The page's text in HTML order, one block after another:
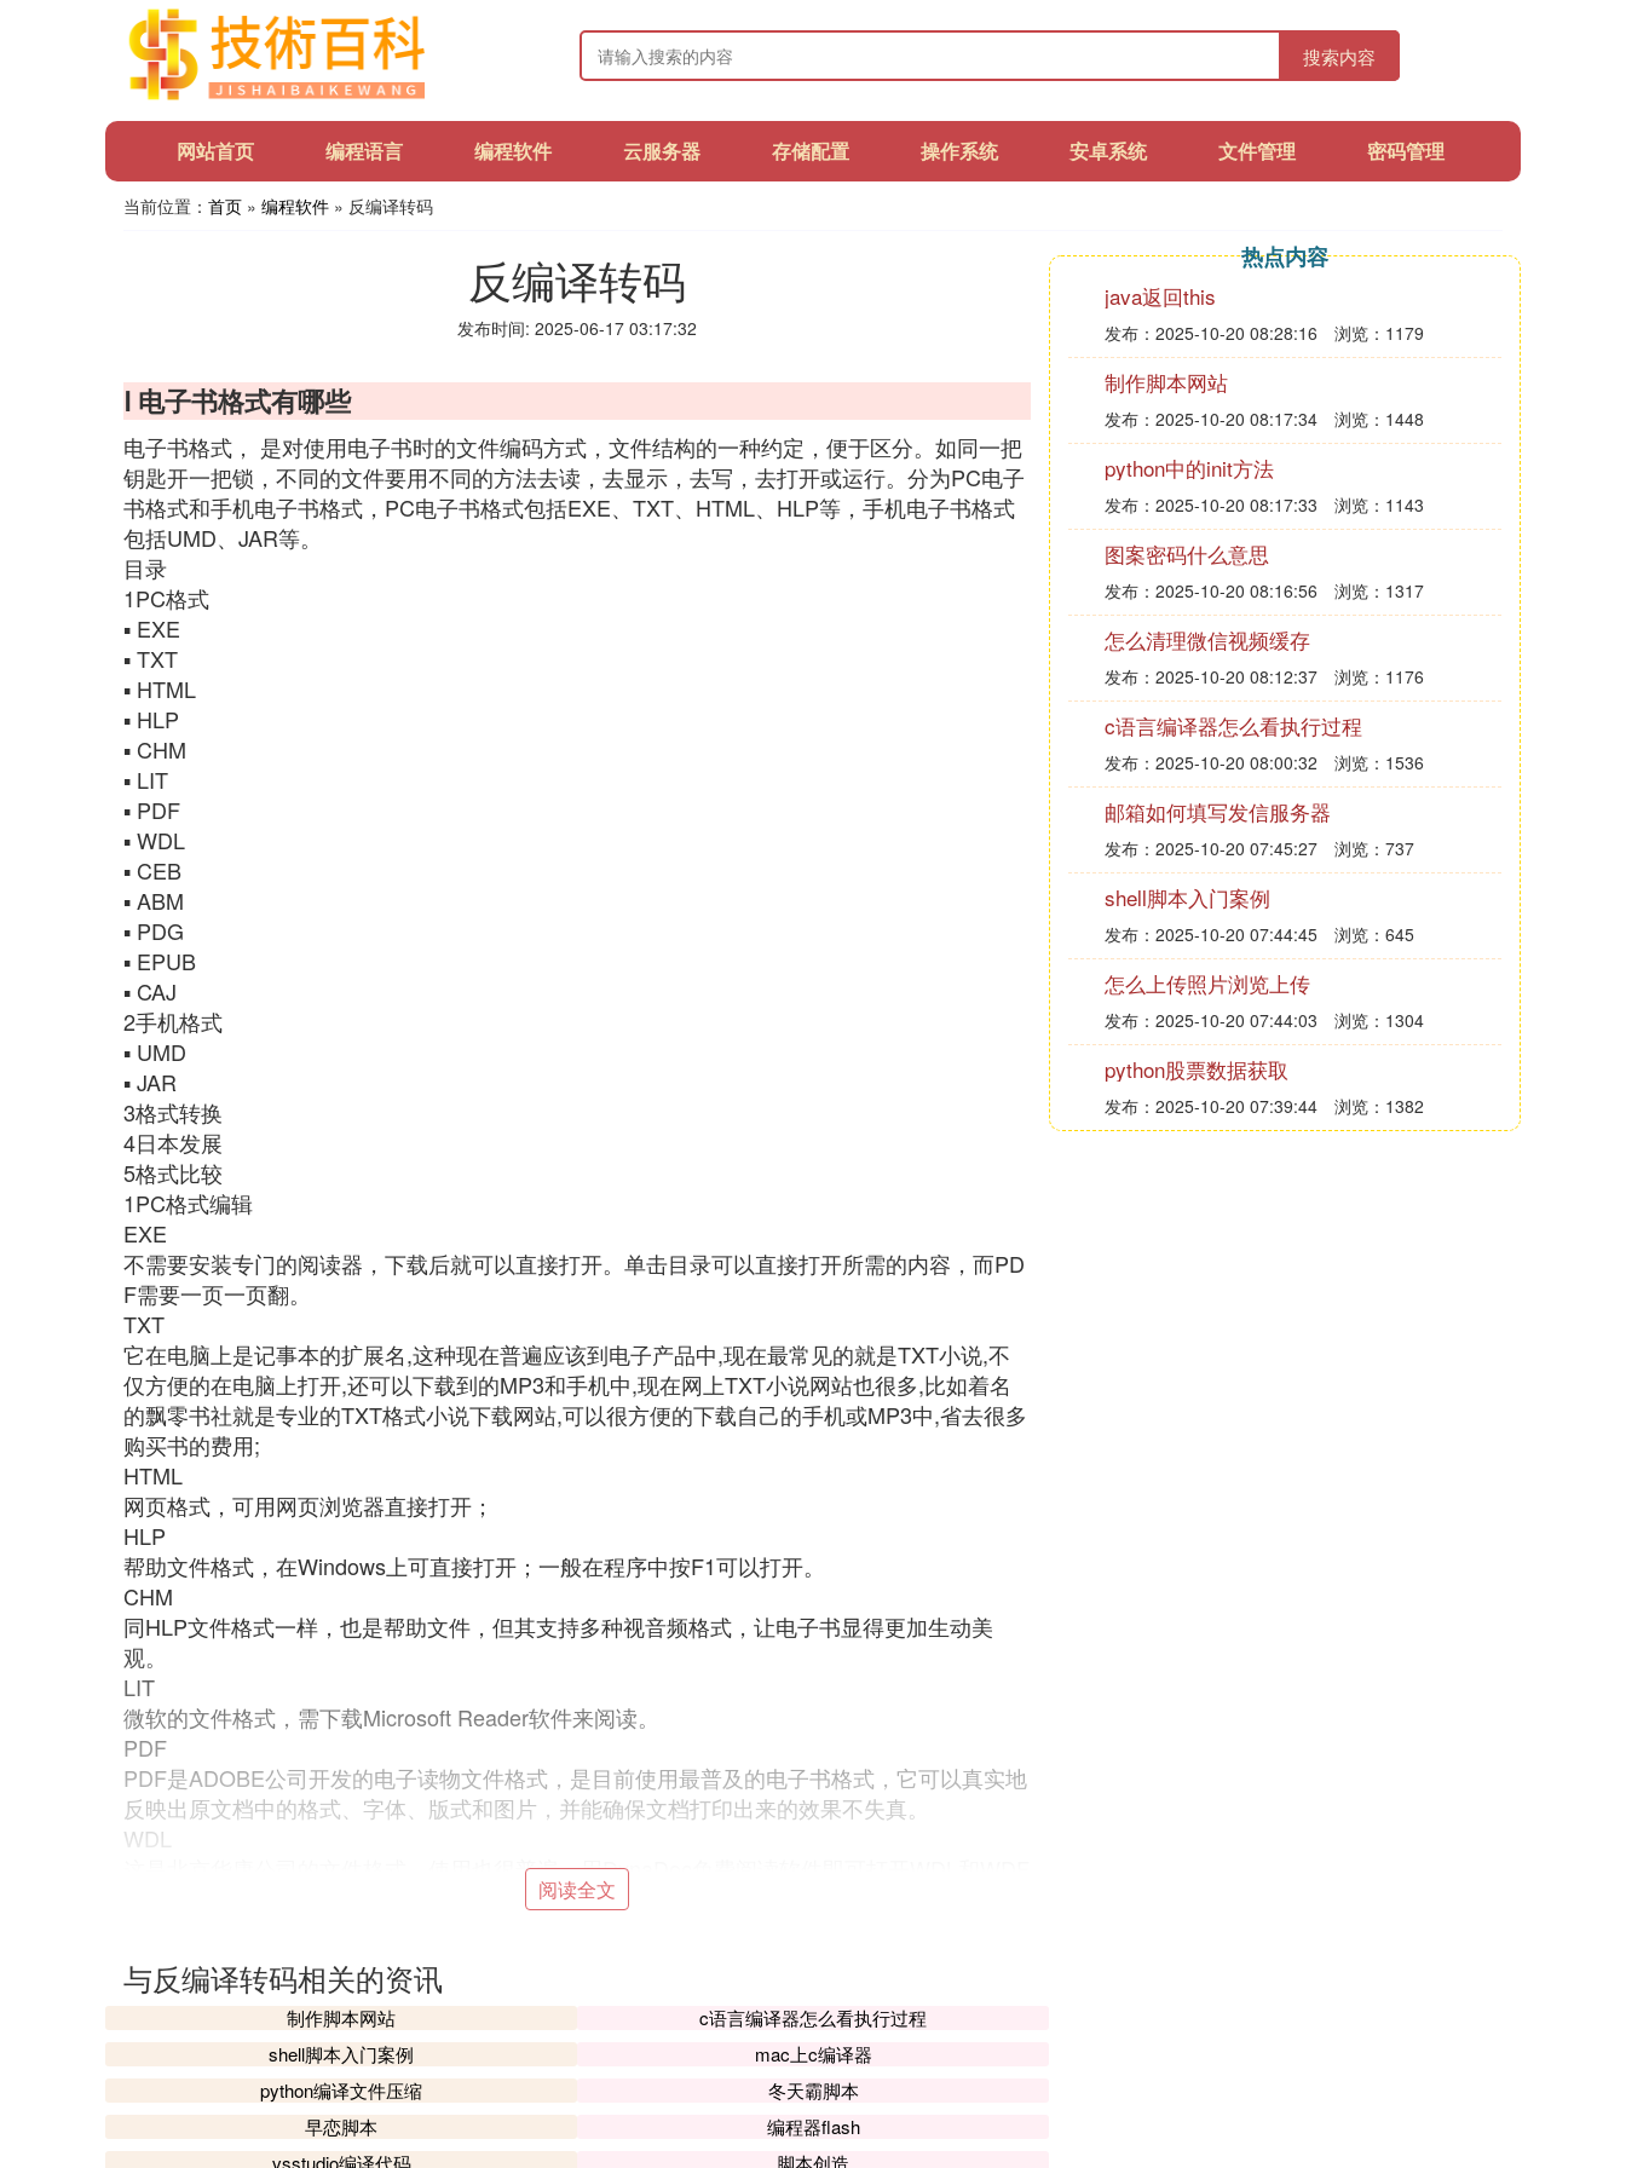
搜索内容
网站首页 编程语言 编程软件 云服务器 存储配置 操作系统 安卓系统 文件管理 密码管理
当前位置： 首页 » 编程软件 » 反编译转码
反编译转码
发布时间: 2025-06-17 03:17:32
Ⅰ 电子书格式有哪些
电子书格式， 是对使用电子书时的文件编码方式，文件结构的一种约定，便于区分。如同一把
钥匙开一把锁，不同的文件要用不同的方法去读，去显示，去写，去打开或运行。分为PC电子
书格式和手机电子书格式，PC电子书格式包括EXE、TXT、HTML、HLP等，手机电子书格式
包括UMD、JAR等。
目录
1PC格式
▪ EXE
▪ TXT
▪ HTML
▪ HLP
▪ CHM
▪ LIT
▪ PDF
▪ WDL
▪ CEB
▪ ABM
▪ PDG
▪ EPUB
▪ CAJ
2手机格式
▪ UMD
▪ JAR
3格式转换
4日本发展
5格式比较
1PC格式编辑
EXE
不需要安装专门的阅读器，下载后就可以直接打开。单击目录可以直接打开所需的内容，而PD
F需要一页一页翻。
TXT
它在电脑上是记事本的扩展名,这种现在普遍应该到电子产品中,现在最常见的就是TXT小说,不
仅方便的在电脑上打开,还可以下载到的MP3和手机中,现在网上TXT小说网站也很多,比如着名
的飘零书社就是专业的TXT格式小说下载网站,可以很方便的下载自己的手机或MP3中,省去很多
购买书的费用;
HTML
网页格式，可用网页浏览器直接打开；
HLP
帮助文件格式，在Windows上可直接打开；一般在程序中按F1可以打开。
CHM
同HLP文件格式一样，也是帮助文件，但其支持多种视音频格式，让电子书显得更加生动美
观。
LIT
微软的文件格式，需下载Microsoft Reader软件来阅读。
PDF
PDF是ADOBE公司开发的电子读物文件格式，是目前使用最普及的电子书格式，它可以真实地
反映出原文档中的格式、字体、版式和图片，并能确保文档打印出来的效果不失真。
WDL
这是北京华康公司的文件格式，使用也很普遍。用DynaDoc免费阅读软件即可打开WDL和WDF
此格式是由北大方正公司独立开发的电子书格式，由于在文档转换过程中采用了“高保真”技术，
从而可以使CEB格式的电子书最大限度地保持原来的样式。
一种全新的数码出版物格式，这种格式最大的优点就是能把文字内容与图片、音频甚至是视频
动画结合为一个有机的整体。在阅读时，能带来视觉、听觉上全方位的享受。
PDG
超星公司把书籍经过扫描后存储为PDG数字格式，存放在超星数字图书馆中。如果你要想阅读
阅读全文
与反编译转码相关的资讯
制作脚本网站
c语言编译器怎么看执行过程
shell脚本入门案例
mac上c编译器
python编译文件压缩
冬天霸脚本
早恋脚本
编程器flash
vsstudio编译代码
脚本创造
热点内容
java返回this
发布：2025-10-20 08:28:16 浏览：1179
制作脚本网站
发布：2025-10-20 08:17:34 浏览：1448
python中的init方法
发布：2025-10-20 08:17:33 浏览：1143
图案密码什么意思
发布：2025-10-20 08:16:56 浏览：1317
怎么清理微信视频缓存
发布：2025-10-20 08:12:37 浏览：1176
c语言编译器怎么看执行过程
发布：2025-10-20 08:00:32 浏览：1536
邮箱如何填写发信服务器
发布：2025-10-20 07:45:27 浏览：737
shell脚本入门案例
发布：2025-10-20 07:44:45 浏览：645
怎么上传照片浏览上传
发布：2025-10-20 07:44:03 浏览：1304
python股票数据获取
发布：2025-10-20 07:39:44 浏览：1382